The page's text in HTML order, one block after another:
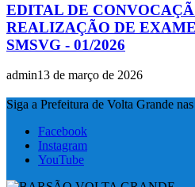
EDITAL DE
REALIZAÇÃO DE
SMSVG - 01/2026
admin13 de março de 2026
Siga a Prefeitura de Volta Grande
Facebook
Instagram
YouTube